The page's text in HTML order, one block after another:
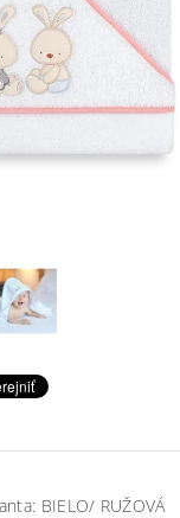
BIELO/ RUŽOVÁ